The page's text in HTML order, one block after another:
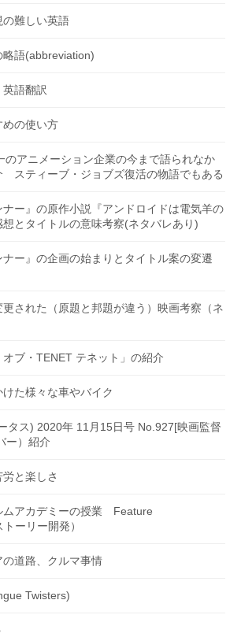
難しい英語
略語(abbreviation)
語翻訳
めの使い方
のアニメーション企業の今まで語られなか
スティーブ・ジョブズ復活の物語でもある
ー』の原作小説『アンドロイドは電気羊の
とタイトルの意味考察(ネタバレあり)
ー』の企画の始まりとタイトル案の変遷
された（原題と邦題が違う）映画考察（ネ
ブ・TENET テネット」の紹介
た様々な車やバイク
タス) 2020年 11月15日号 No.927[映画監督
ー）紹介
と楽しさ
ムアカデミーの授業 Feature
ーリー開発）
道路、クルマ事情
Twisters)